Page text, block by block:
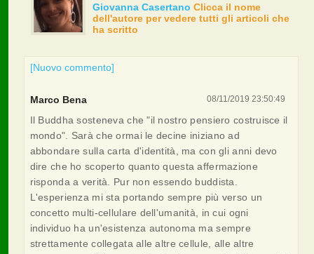
Giovanna Casertano Clicca il nome
dell'autore per vedere tutti gli articoli che
ha scritto
[Nuovo commento]
08/11/2019 23:50:49
Marco Bena
Il Buddha sosteneva che "il nostro pensiero costruisce il
mondo". Sarà che ormai le decine iniziano ad
abbondare sulla carta d'identità, ma con gli anni devo
dire che ho scoperto quanto questa affermazione
risponda a verità. Pur non essendo buddista.
L'esperienza mi sta portando sempre più verso un
concetto multi-cellulare dell'umanità, in cui ogni
individuo ha un'esistenza autonoma ma sempre
strettamente collegata alle altre cellule, alle altre